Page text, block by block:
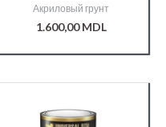
4л+отв.F500 1л.
Акриловый грунт
1.600,00MDL